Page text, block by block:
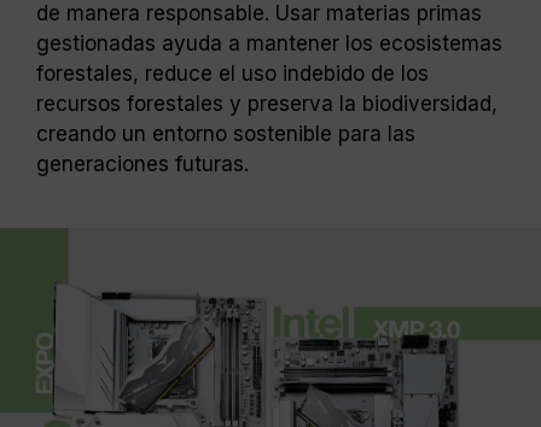
de manera responsable. Usar materias primas
gestionadas ayuda a mantener los ecosistemas
forestales, reduce el uso indebido de los
recursos forestales y preserva la biodiversidad,
creando un entorno sostenible para las
generaciones futuras.